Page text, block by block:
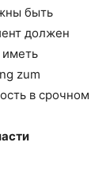
быть
должен
иметь
zum
в срочном